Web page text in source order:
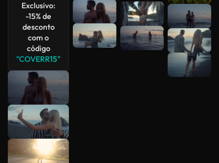
Exclusivo:
-15% de
desconto
com o
código
"COVERR15"
Veja mais